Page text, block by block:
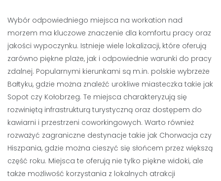
Wybór odpowiedniego miejsca na workation nad
morzem ma kluczowe znaczenie dla komfortu pracy oraz
jakości wypoczynku. Istnieje wiele lokalizacji, które oferują
zarówno piękne plaże, jak i odpowiednie warunki do pracy
zdalnej. Popularnymi kierunkami są m.in. polskie wybrzeże
Bałtyku, gdzie można znaleźć urokliwe miasteczka takie jak
Sopot czy Kołobrzeg. Te miejsca charakteryzują się
rozwiniętą infrastrukturą turystyczną oraz dostępem do
kawiarni i przestrzeni coworkingowych. Warto również
rozważyć zagraniczne destynacje takie jak Chorwacja czy
Hiszpania, gdzie można cieszyć się słońcem przez większą
część roku. Miejsca te oferują nie tylko piękne widoki, ale
także możliwość korzystania z lokalnych atrakcji